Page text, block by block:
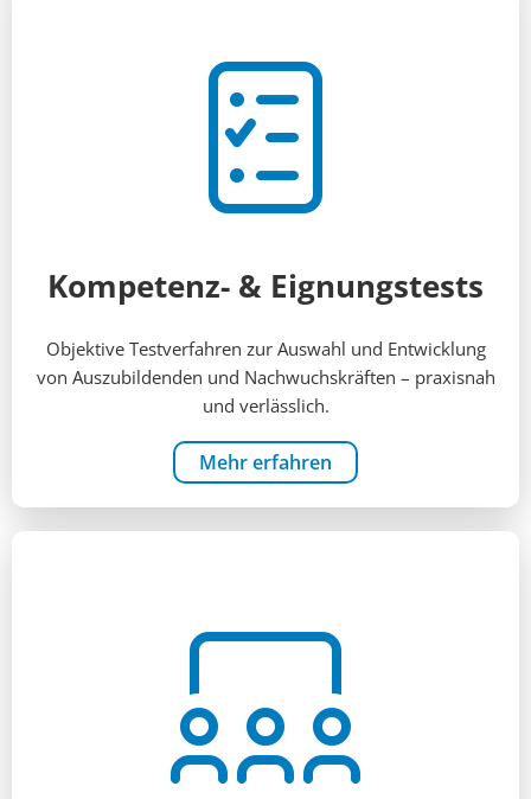
Kompetenz- & Eignungstests
Objektive Testverfahren zur Auswahl und Entwicklung
von Auszubildenden und Nachwuchskräften – praxisnah
und verlässlich.
Mehr erfahren